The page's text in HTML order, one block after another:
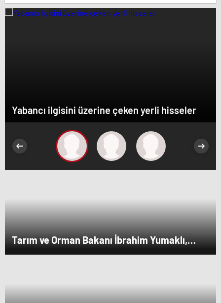
Yabancı ilgisini üzerine çeken yerli hisseler
Tarım ve Orman Bakanı İbrahim Yumaklı,
Ramazan denetimlerini sıklaştırdıklarını